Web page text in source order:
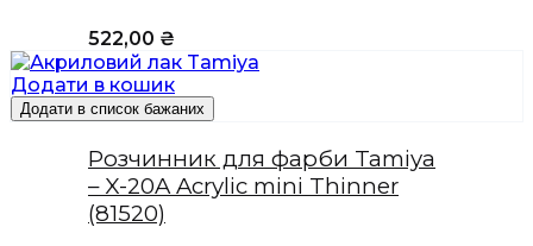
522,00 ₴
Додати в кошик
Додати в список бажаних
Розчинник для фарби Tamiya
– X-20A Acrylic mini Thinner
(81520)